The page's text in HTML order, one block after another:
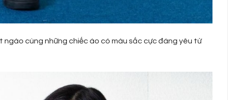
cùng những chiếc áo có màu sắc cực đáng yêu từ